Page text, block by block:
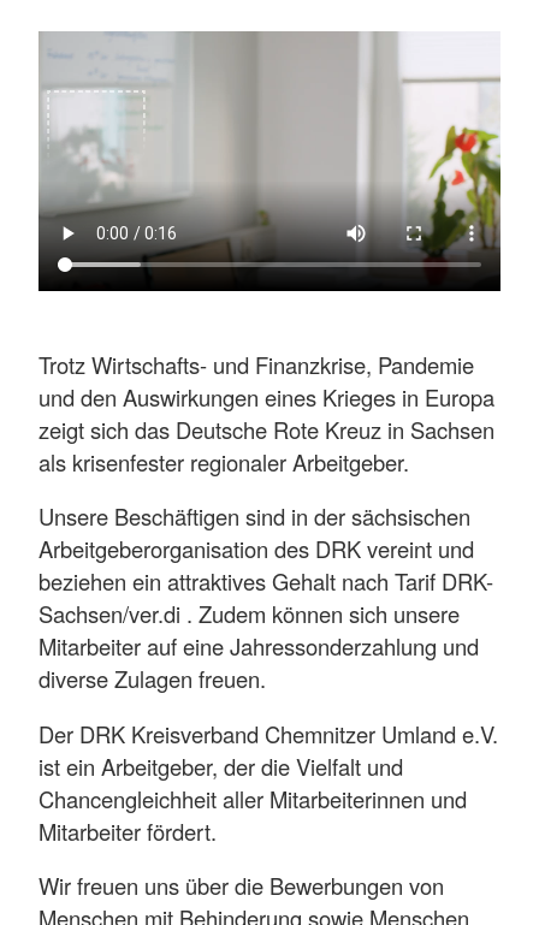
Trotz Wirtschafts- und Finanzkrise, Pandemie
und den Auswirkungen eines Krieges in Europa
zeigt sich das Deutsche Rote Kreuz in Sachsen
als krisenfester regionaler Arbeitgeber.
Unsere Beschäftigen sind in der sächsischen
Arbeitgeberorganisation des DRK vereint und
beziehen ein attraktives Gehalt nach Tarif DRK-
Sachsen/ver.di . Zudem können sich unsere
Mitarbeiter auf eine Jahressonderzahlung und
diverse Zulagen freuen.
Der DRK Kreisverband Chemnitzer Umland e.V.
ist ein Arbeitgeber, der die Vielfalt und
Chancengleichheit aller Mitarbeiterinnen und
Mitarbeiter fördert.
Wir freuen uns über die Bewerbungen von
Menschen mit Behinderung sowie Menschen